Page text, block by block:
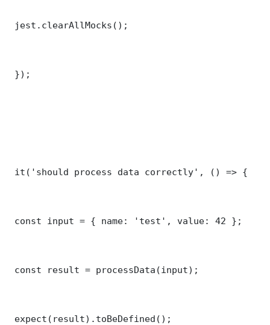
jest.clearAllMocks();
});
it('should process data correctly', () => {
const input = { name: 'test', value: 42 };
const result = processData(input);
expect(result).toBeDefined();